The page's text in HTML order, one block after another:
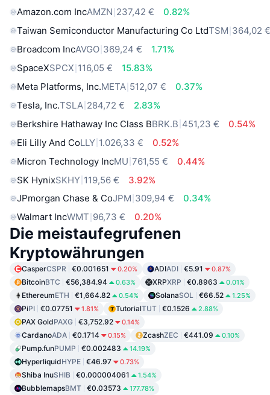
Amazon.com IncAMZN 237,42 €
0.82%
Taiwan Semiconductor Manufacturing Co LtdTSM 364,02
Broadcom IncAVGO 369,24 €
1.71%
SpaceXSPCX 116,05 €
15.83%
Meta Platforms, Inc.META 512,07 €
0.37%
Tesla, Inc.TSLA 284,72 €
2.83%
Berkshire Hathaway Inc Class BBRK.B 451,23 €
0.54%
Eli Lilly And CoLLY 1.026,33 €
0.52%
Micron Technology IncMU 761,55 €
0.44%
SK HynixSKHY 119,56 €
3.92%
JPmorgan Chase & CoJPM 309,94 €
0.34%
Walmart IncWMT 96,73 € 0.20%
Die meistaufegrufenen
Kryptowährungen
CasperCSPR €0.001651 0.20% ADIADI €5.91 0.87%
BitcoinBTC €56,384.94 0.63% XRPXRP €0.8963 0.01%
EthereumETH €1,664.82 0.54% SolanaSOL €66.52 1.25%
PiPI €0.07751 1.81% TutorialTUT €0.1526 2.88%
PAX GoldPAXG €3,752.92 0.14%
CardanoADA €0.1714 0.15% ZcashZEC €441.09 0.10%
Pump.funPUMP €0.002483 14.19%
HyperliquidHYPE €46.97 0.73%
Shiba InuSHIB €0.000004061 1.54%
BubblemapsBMT €0.03573 177.78%